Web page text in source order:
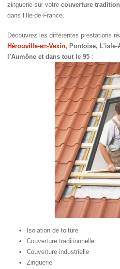
zinguerie sur votre couverture
dans l’Ile-de-France.
Découvrez les différentes prestations
Hérouville-en-Vexin, Pontoise,
l’Aumône et dans tout le 95 :
Isolation de toiture
Couverture traditionnelle
Couverture industrielle
Zinguerie